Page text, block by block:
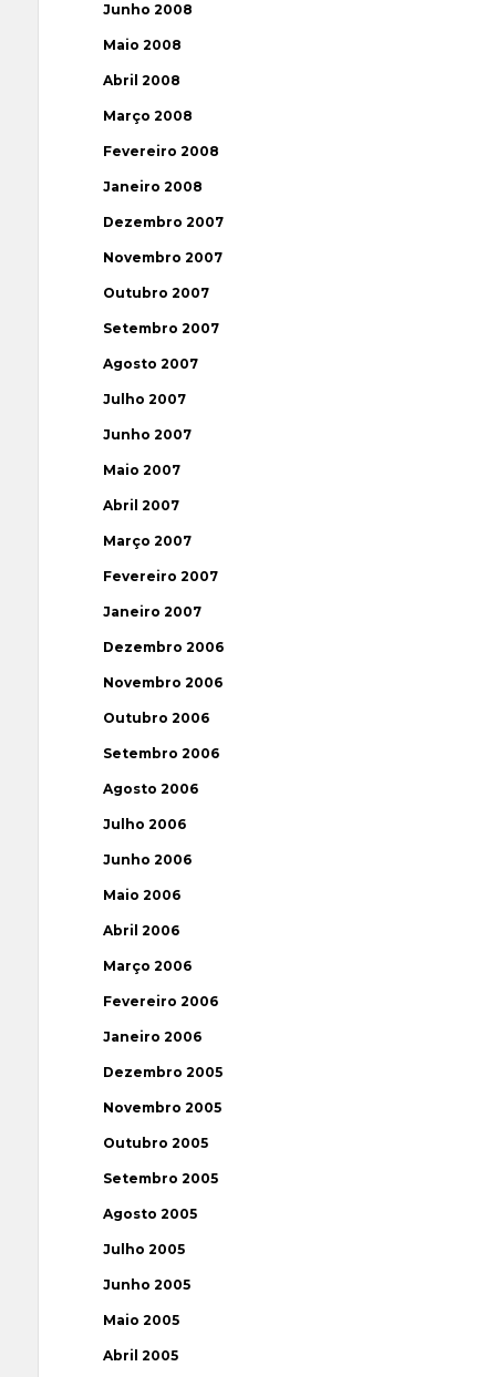
Junho 2008
Maio 2008
Abril 2008
Março 2008
Fevereiro 2008
Janeiro 2008
Dezembro 2007
Novembro 2007
Outubro 2007
Setembro 2007
Agosto 2007
Julho 2007
Junho 2007
Maio 2007
Abril 2007
Março 2007
Fevereiro 2007
Janeiro 2007
Dezembro 2006
Novembro 2006
Outubro 2006
Setembro 2006
Agosto 2006
Julho 2006
Junho 2006
Maio 2006
Abril 2006
Março 2006
Fevereiro 2006
Janeiro 2006
Dezembro 2005
Novembro 2005
Outubro 2005
Setembro 2005
Agosto 2005
Julho 2005
Junho 2005
Maio 2005
Abril 2005